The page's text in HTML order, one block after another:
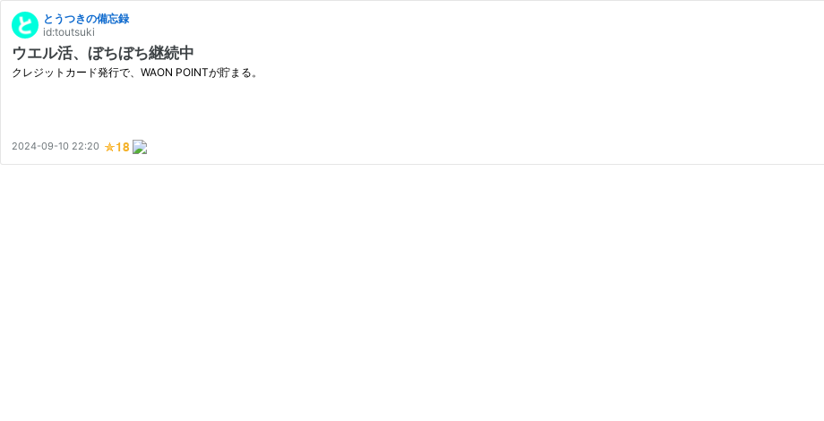
とうつきの備忘録
id:toutsuki
ウエル活、ぼちぼち継続中
クレジットカード発行で、WAON POINTが貯まる。
2024-09-10 22:20